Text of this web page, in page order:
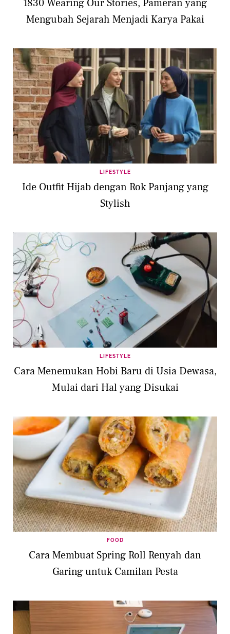
1830 Wearing Our Stories, Pameran yang
Mengubah Sejarah Menjadi Karya Pakai
LIFESTYLE
Ide Outfit Hijab dengan Rok Panjang yang
Stylish
LIFESTYLE
Cara Menemukan Hobi Baru di Usia Dewasa,
Mulai dari Hal yang Disukai
FOOD
Cara Membuat Spring Roll Renyah dan
Garing untuk Camilan Pesta